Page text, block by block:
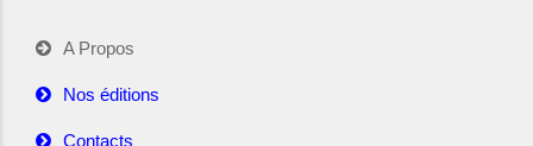
A Propos
Nos éditions
Contacts